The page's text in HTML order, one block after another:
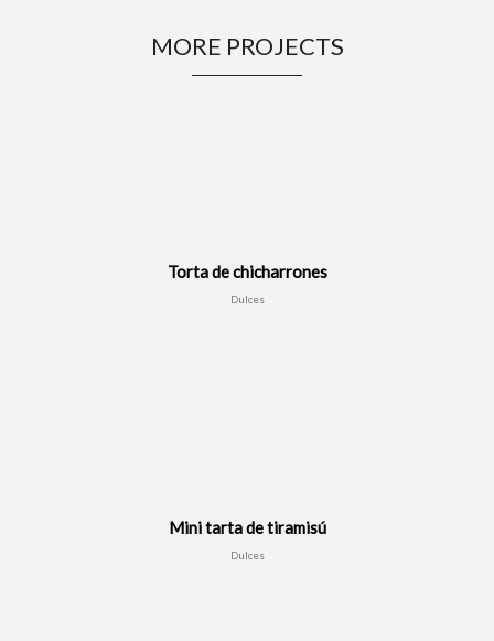
MORE PROJECTS
Torta de chicharrones
Dulces
Mini tarta de tiramisú
Dulces